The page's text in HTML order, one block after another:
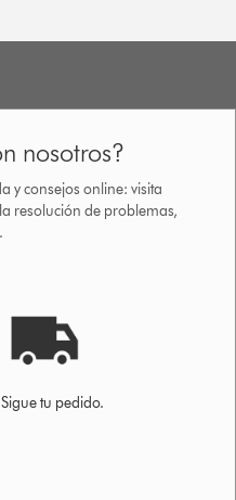
nosotros?
y consejos online: visita
resolución de problemas,
Sigue tu pedido.